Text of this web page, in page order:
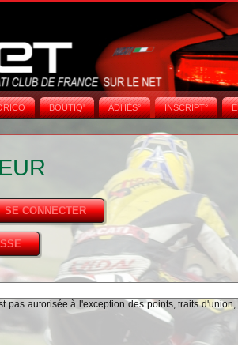
BOUTIQ' ADHÉS° INSCRIPT°
ACTIF)
SE CONNECTER
pas autorisée à l'exception des points, traits